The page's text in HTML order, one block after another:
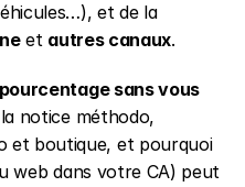
et de la
et autres canaux.
sans vous
notice méthodo,
et boutique, et pourquoi
web dans votre CA) peut